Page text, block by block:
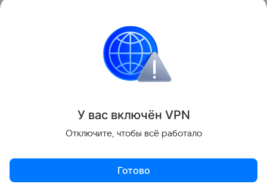
быть иными для более худых или полных женщин.
Поделиться
У вас включён VPN
Отключите, чтобы всё работало
Готово